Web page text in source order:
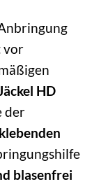
vor
HD
der
blasenfrei